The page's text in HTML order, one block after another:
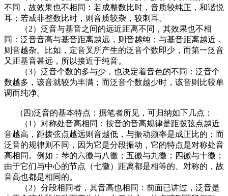
不同，故效果也不相同：若成整数比时，音质较纯正，和谐悦
耳；若成非整数比时，则音质较杂，较刺耳。
（2）泛音与基音之间的远近距离不同，其效果也不相
同：泛音音高与基音距离越远，则音越纯；与基音距离越近，
则音越杂。比如，定音叉所产生的泛音个数即少，而第一泛音
又距基音甚远，所以接近于纯音。
（3）泛音个数的多与少，也决定着音色的不同：泛音个
数越多，该音就较为丰满；而泛音个数越少时，该音则比较单
调而纯净。
(四)泛音的基本特点：据笔者所见，可归纳如下几点：
（1）对称处音高相同：按音的音高规律是距拨弦点越近
音越高，距拨弦点越远则音越低，与振动频率是成正比的；而
泛音的规律则不同，因为它是分段振动，它的特点是对称处音
高相同。例如：琴的六徽与八徽；五徽与九徽；四徽与十徽；
由于它们与中心的节点（七徽）距离都是相等的、对称的，故
音高也都是相同的。
（2）分段相同者，其音高也相同：前面已讲过，泛音是